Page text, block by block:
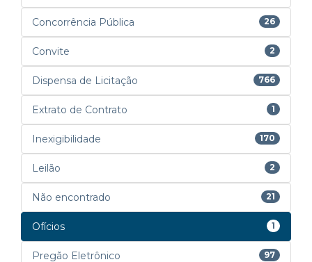
Concorrência Pública 26
Convite 2
Dispensa de Licitação 766
Extrato de Contrato 1
Inexigibilidade 170
Leilão 2
Não encontrado 21
Ofícios 1
Pregão Eletrônico 97